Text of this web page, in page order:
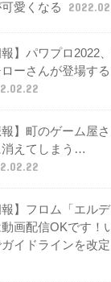
愛くなる
報】パワプロ2022
ーさんが登場する
報】町のゲーム屋
消えてしまう…
報】フロム「エル
画配信OKです！
イドラインを改